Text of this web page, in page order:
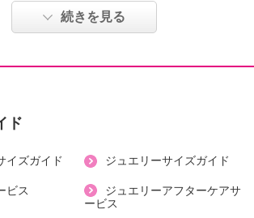
（前）２個
不可
の吊り干し
：可（中温）
続きを見る
ド
イズガイド ジュエリーサイズガイド
ビス
ジュエリーアフターケアサ
ービス